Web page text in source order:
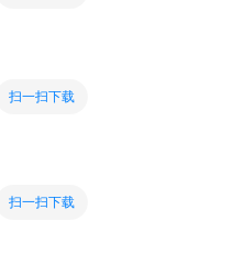
扫一扫下载
扫一扫下载